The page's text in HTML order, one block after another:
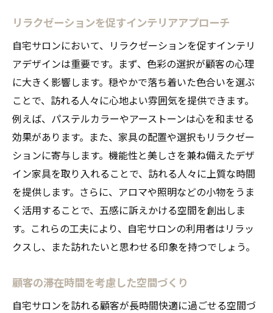
リラクゼーションを促すインテリアアプローチ
自宅サロンにおいて、リラクゼーションを促すインテリ
アデザインは重要です。まず、色彩の選択が顧客の心理
に大きく影響します。穏やかで落ち着いた色合いを選ぶ
ことで、訪れる人々に心地よい雰囲気を提供できます。
例えば、パステルカラーやアーストーンは心を和ませる
効果があります。また、家具の配置や選択もリラクゼー
ションに寄与します。機能性と美しさを兼ね備えたデザ
イン家具を取り入れることで、訪れる人々に上質な時間
を提供します。さらに、アロマや照明などの小物をうま
く活用することで、五感に訴えかける空間を創出しま
す。これらの工夫により、自宅サロンの利用者はリラッ
クスし、また訪れたいと思わせる印象を持つでしょう。
顧客の滞在時間を考慮した空間づくり
自宅サロンを訪れる顧客が長時間快適に過ごせる空間づ